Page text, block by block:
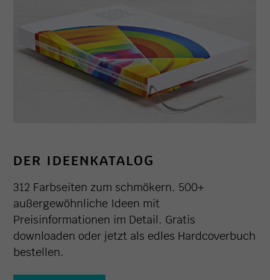
DER IDEENKATALOG
312 Farbseiten zum schmökern. 500+
außergewöhnliche Ideen mit
Preisinformationen im Detail. Gratis
downloaden oder jetzt als edles Hardcoverbuch
bestellen.